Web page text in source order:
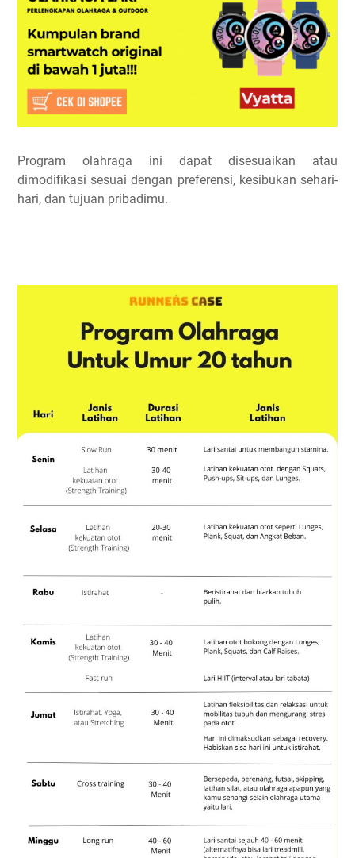
Program olahraga ini dapat disesuaikan atau
dimodifikasi sesuai dengan preferensi, kesibukan sehari-
hari, dan tujuan pribadimu.